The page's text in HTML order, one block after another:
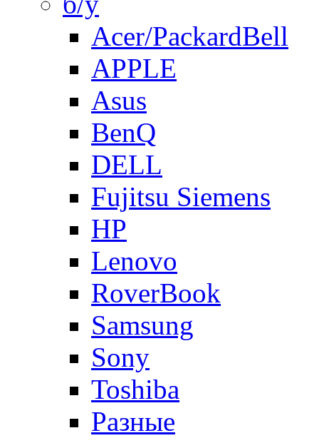
Acer/PackardBell
APPLE
Asus
BenQ
DELL
Fujitsu Siemens
HP
Lenovo
RoverBook
Samsung
Sony
Toshiba
Разные